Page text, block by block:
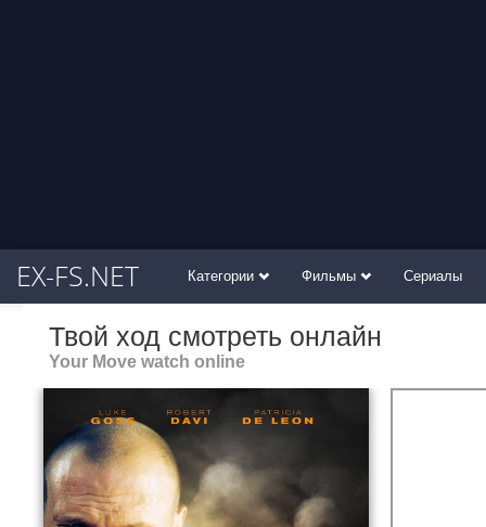
EX-FS.NET Категории Фильмы Сериалы
Твой ход смотреть онлайн
Your Move watch online